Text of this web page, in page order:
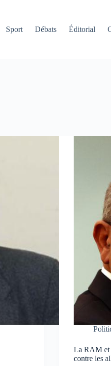
Sport Débats Éditorial
La RAM et
contre les